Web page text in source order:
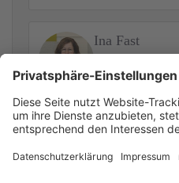
Ina Fast
+49 (251) 53000-
i.fast@textil-